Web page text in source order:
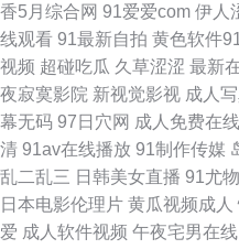
av网址 97人人操人人插 国产页1
激情午夜一区 五月天干逼网站2 变
91蓝莓视频 国产精品群交 欧美一
网 国产av
香5月综合网 91爱爱com 伊人
线观看 91最新自拍 黄色软件
视频 超碰吃瓜 久草涩涩 最新
夜寂寞影院 新视觉影视 成人
幕无码 97日穴网 成人免费在线
清 91av在线播放 91制作传媒
乱二乱三 日韩美女直播 91尤
日本电影伦理片 黄瓜视频成人
爱 成人软件视频 午夜宅男在线